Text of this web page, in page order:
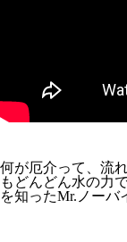
何が厄介って、流
もどんどん水の力
を知ったMr.ノーバ